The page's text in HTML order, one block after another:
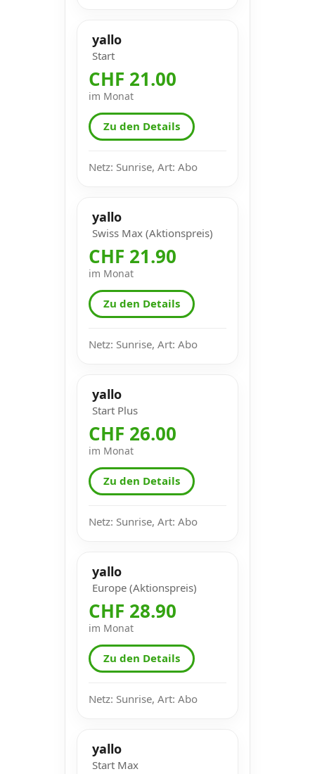
yallo
Start
CHF 21.00
im Monat
Zu den Details
Netz: Sunrise, Art: Abo
yallo
Swiss Max (Aktionspreis)
CHF 21.90
im Monat
Zu den Details
Netz: Sunrise, Art: Abo
yallo
Start Plus
CHF 26.00
im Monat
Zu den Details
Netz: Sunrise, Art: Abo
yallo
Europe (Aktionspreis)
CHF 28.90
im Monat
Zu den Details
Netz: Sunrise, Art: Abo
yallo
Start Max